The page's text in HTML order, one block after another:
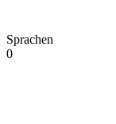
Sprachen
0